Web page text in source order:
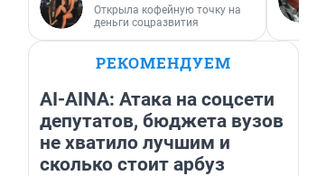
Открыла кофейную точку на
деньги соцразвития
РЕКОМЕНДУЕМ
AI-AINA: Атака на соцсети
депутатов, бюджета вузов
не хватило лучшим и
сколько стоит арбуз